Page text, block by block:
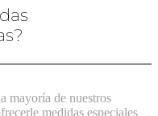
mayoría de nuestros
medidas especiales